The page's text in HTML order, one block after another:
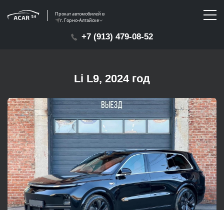
Прокат автомобилей в
г. Горно-Алтайске
+7 (913) 479-08-52
Li L9, 2024 год